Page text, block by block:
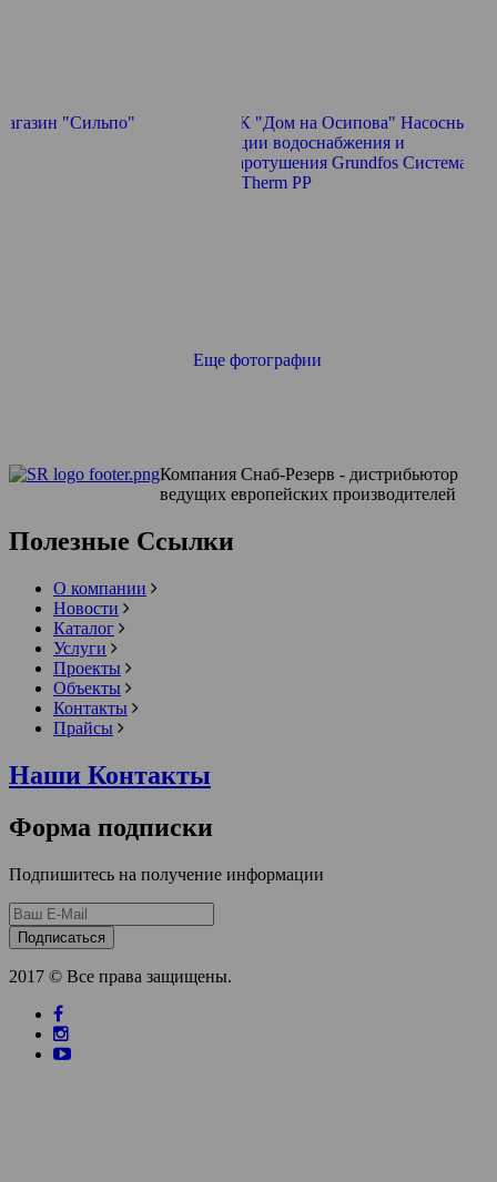
Еще фотографии
Компания Снаб-Резерв - дистрибьютор
ведущих европейских производителей
Полезные Ссылки
О компании
Новости
Каталог
Услуги
Проекты
Объекты
Контакты
Прайсы
Наши Контакты
Форма подписки
Подпишитесь на получение информации
Подписаться
2017 © Все права защищены.